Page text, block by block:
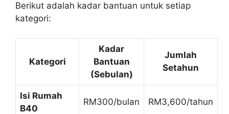
Berikut adalah kadar bantuan untuk setiap
kategori:
Kategori
Kadar
Bantuan
(Sebulan)
Jumlah
Setahun
Isi Rumah
B40
RM300/bulan RM3,600/tahun